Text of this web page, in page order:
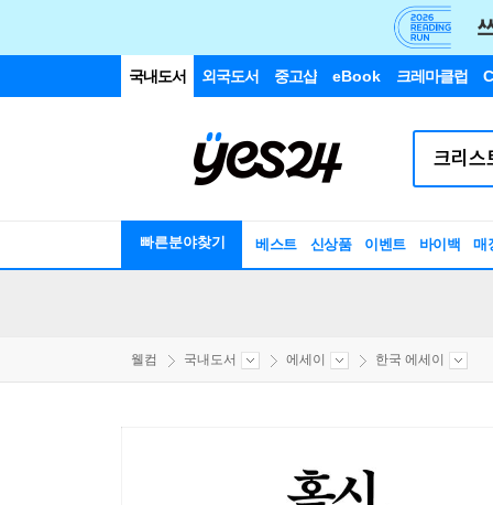
국내도서 외국도서 중고샵 eBook 크레마클럽
빠른분야찾기 베스트 신상품 이벤트 바이백 매
웰컴 국내도서 에세이 한국 에세이